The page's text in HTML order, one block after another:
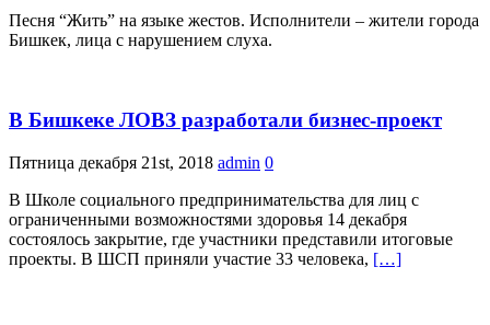
Песня “Жить” на языке жестов. Исполнители – жители города
Бишкек, лица с нарушением слуха.
В Бишкеке ЛОВЗ разработали бизнес-проект
Пятница декабря 21st, 2018 admin 0
В Школе социального предпринимательства для лиц с
ограниченными возможностями здоровья 14 декабря
состоялось закрытие, где участники представили итоговые
проекты. В ШСП приняли участие 33 человека, […]